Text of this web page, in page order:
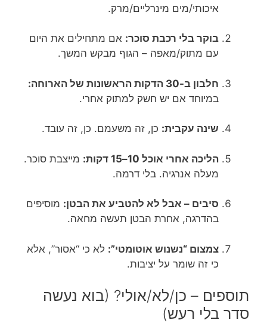
איכותי/מים מינרליים/מרק.
בוקר בלי רכבת סוכר: אם מתחילים את היום
עם מתוק/מאפה – הגוף מבקש המשך.
חלבון ב-30 הדקות הראשונות של הארוחה:
במיוחד אם יש חשק למתוק אחרי.
שינה עקבית: כן, זה משעמם. כן, זה עובד.
הליכה אחרי אוכל 10–15 דקות:
מייצבת סוכר.
מעלה אנרגיה. בלי דרמה.
סיבים – אבל לא להטביע את הבטן: מוסיפים
בהדרגה, אחרת הבטן תעשה מחאה.
צמצום “נשנוש אוטומטי”: לא כי “אסור”, אלא
כי זה שומר על יציבות.
תוספים – כן/לא/אולי? (בוא נעשה
סדר בלי רעש)